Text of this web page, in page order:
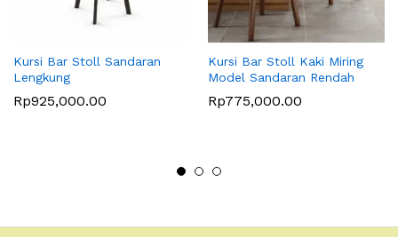
Kursi Bar Stoll Sandaran
Lengkung
Rp925,000.00
Kursi Bar Stoll Kaki Miring
Model Sandaran Rendah
Rp775,000.00